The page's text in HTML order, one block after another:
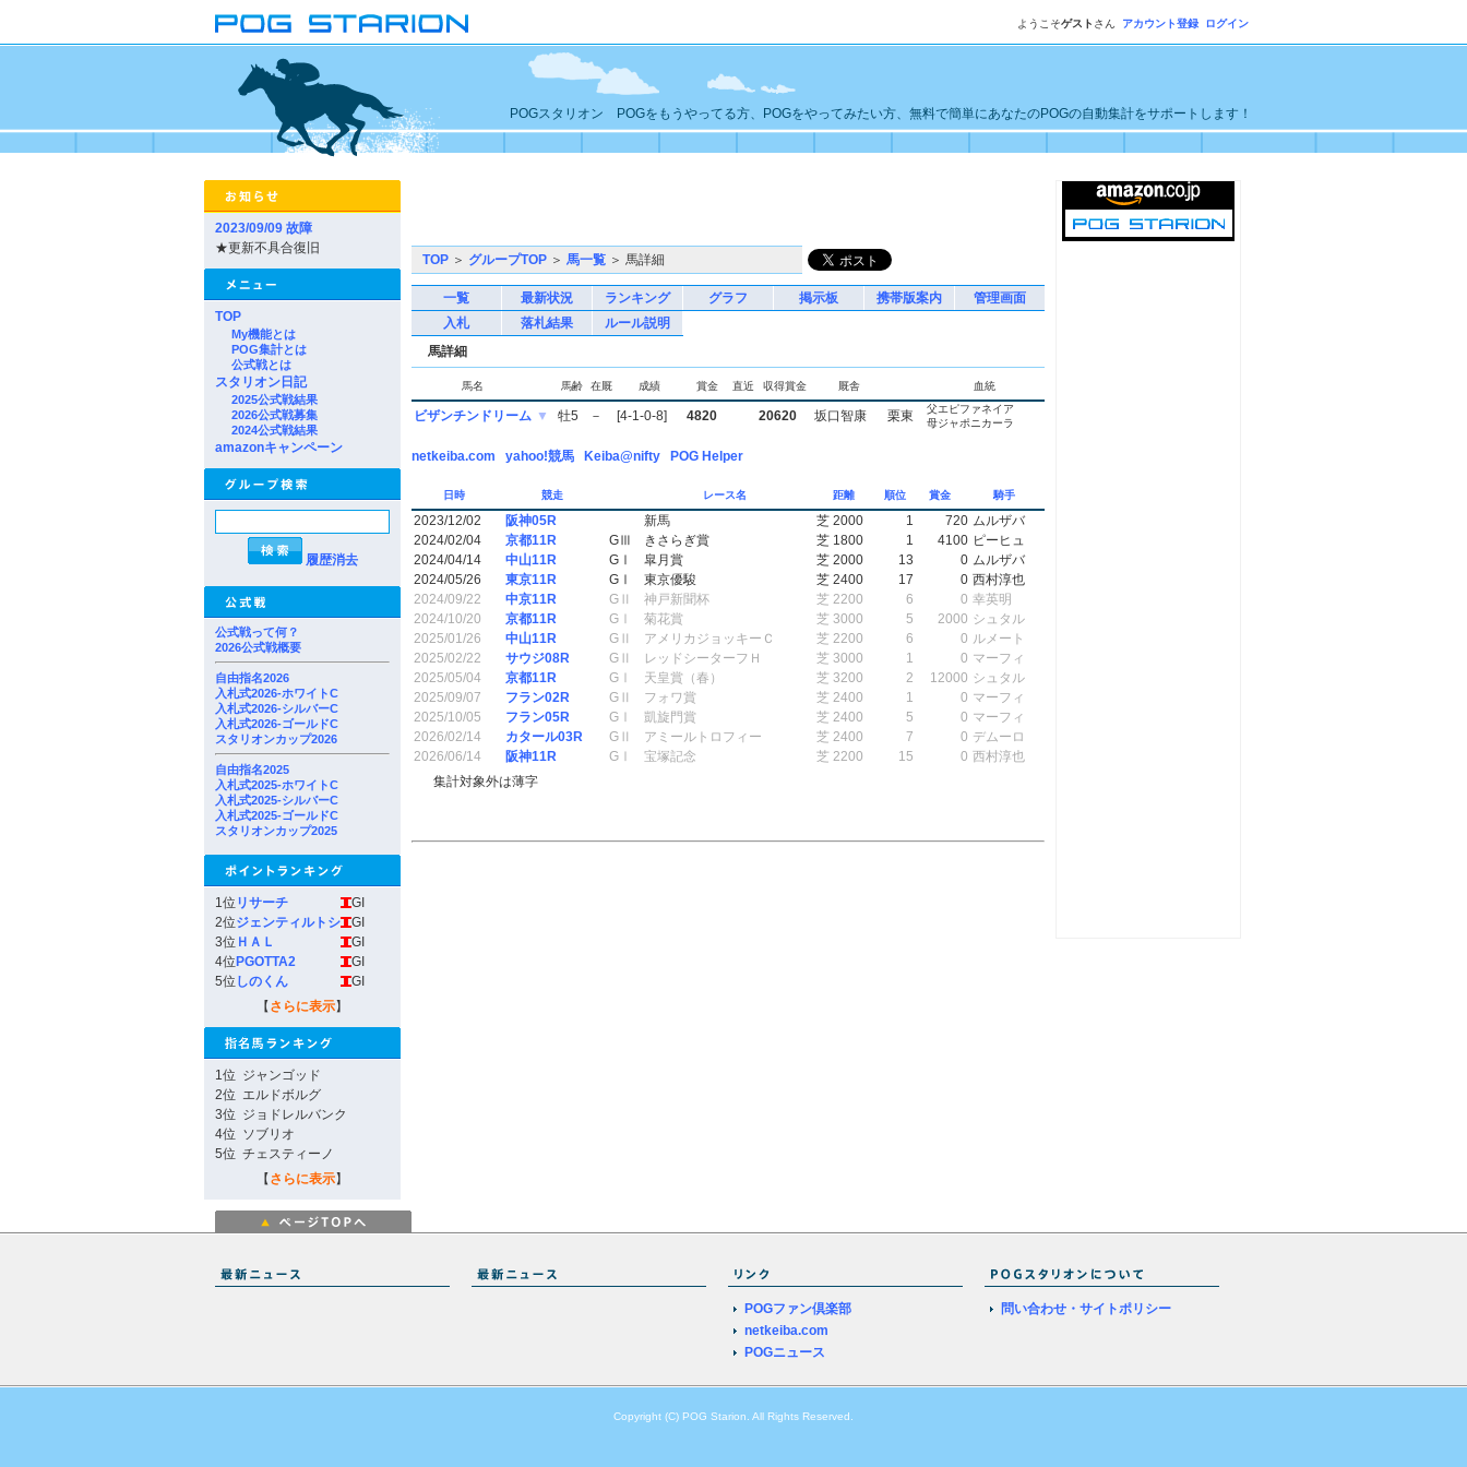
ようこそゲスト さん アカウント登録 ログイン
POGスタリオン POGをもうやってる方、POGをやってみたい方、無料で簡単にあなたのPOGの自動集計をサポートします！
2023/09/09 故障
★更新不具合復旧
TOP
My機能とは
POG集計とは
公式戦とは
スタリオン日記
2025公式戦結果
2026公式戦募集
2024公式戦結果
amazonキャンペーン
履歴消去
公式戦って何？
2026公式戦概要
自由指名2026
入札式2026-ホワイトC
入札式2026-シルバーC
入札式2026-ゴールドC
スタリオンカップ2026
自由指名2025
入札式2025-ホワイトC
入札式2025-シルバーC
入札式2025-ゴールドC
スタリオンカップ2025
1位 リサーチ
GI
2位ジェンティルトシ
GI
3位 ＨＡＬ
GI
4位 PGOTTA2
GI
5位 しのくん
GI
【 さらに表示】
1位 ジャンゴッド
2位 エルドボルグ
3位 ジョドレルバンク
4位 ソブリオ
5位 チェスティーノ
【 さらに表示】
TOP ＞ グループTOP ＞ 馬一覧 ＞ 馬詳細
一覧 最新状況 ランキング グラフ 掲示板 携帯版案内
管理画面
入札
落札結果
ルール説明
馬詳細
馬名 馬齢 在厩 成績 賞金 直近 収得賞金 厩舎 血統
ビザンチンドリーム ▼ 牡5 － [4-1-0-8] 4820 20620 坂口智康 栗東
父エピファネイア
母ジャポニカーラ
netkeiba.com yahoo!競馬 Keiba@nifty POG Helper
日時 競走 レース名 距離 順位 賞金 騎手
2023/12/02 阪神05R 新馬 芝 2000 1 720 ムルザバ
2024/02/04
京都11R GⅢ きさらぎ賞 芝 1800 1 4100 ピーヒュ
2024/04/14
中山11R GⅠ 皐月賞 芝 2000 13 0 ムルザバ
2024/05/26
東京11R GⅠ 東京優駿 芝 2400 17 0 西村淳也
2024/09/22
中京11R GⅡ 神戸新聞杯 芝 2200 6 0 幸英明
2024/10/20
京都11R GⅠ 菊花賞 芝 3000 5 2000 シュタル
2025/01/26
中山11R GⅡ アメリカジョッキーＣ 芝 2200 6 0 ルメート
2025/02/22
サウジ08R GⅡ レッドシーターフＨ 芝 3000 1 0 マーフィ
2025/05/04
京都11R GⅠ 天皇賞（春） 芝 3200 2 12000 シュタル
2025/09/07
フラン02R GⅡ フォワ賞 芝 2400 1 0 マーフィ
2025/10/05
フラン05R GⅠ 凱旋門賞 芝 2400 5 0 マーフィ
2026/02/14
カタール03R GⅡ アミールトロフィー 芝 2400 7 0 デムーロ
2026/06/14
阪神11R GⅠ 宝塚記念 芝 2200 15 0 西村淳也
集計対象外は薄字
POGファン倶楽部
netkeiba.com
POGニュース
問い合わせ・サイトポリシー
Copyright (C) POG Starion. All Rights Reserved.